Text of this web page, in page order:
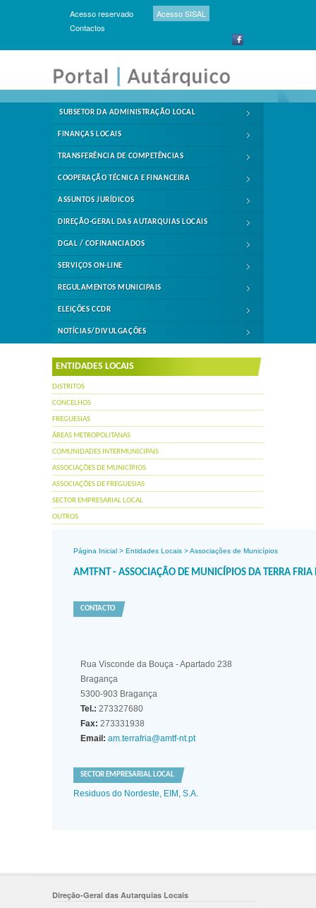
Acesso reservado
Acesso SISAL
Contactos
SUBSETOR DA ADMINISTRAÇÃO LOCAL
FINANÇAS LOCAIS
TRANSFERÊNCIA DE COMPETÊNCIAS
COOPERAÇÃO TÉCNICA E FINANCEIRA
ASSUNTOS JURÍDICOS
DIREÇÃO-GERAL DAS AUTARQUIAS LOCAIS
DGAL / COFINANCIADOS
SERVIÇOS ON-LINE
REGULAMENTOS MUNICIPAIS
ELEIÇÕES CCDR
NOTÍCIAS/DIVULGAÇÕES
ENTIDADES LOCAIS
DISTRITOS
CONCELHOS
FREGUESIAS
ÁREAS METROPOLITANAS
COMUNIDADES INTERMUNICIPAIS
ASSOCIAÇÕES DE MUNICÍPIOS
ASSOCIAÇÕES DE FREGUESIAS
SECTOR EMPRESARIAL LOCAL
OUTROS
Página Inicial > Entidades Locais >Associações de Municípios
AMTFNT - ASSOCIAÇÃO DE MUNICÍPIOS DA TERRA
CONTACTO
Rua Visconde da Bouça - Apartado 238
Bragança
5300-903 Bragança
Tel.: 273327680
Fax: 273331938
Email: am.terrafria@amtf-nt.pt
SECTOR EMPRESARIAL LOCAL
Residuos do Nordeste, EIM, S.A.
Direção-Geral das Autarquias Locais